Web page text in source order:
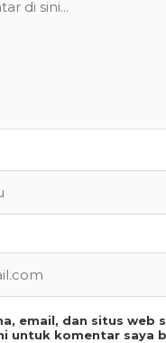
email, dan situs web
untuk komentar saya